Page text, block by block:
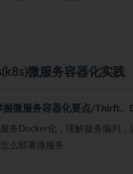
(k8s)微服务容器化实践
微服务容器化要点/Thirft
务Docker化，理解服务编列
么部署微服务